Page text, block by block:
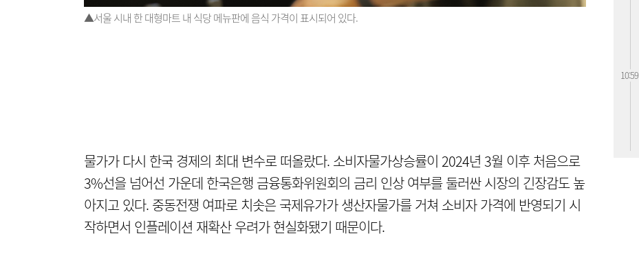
▲서울 시내 한 대형마트 내 식당 메뉴판에 음식 가격이 표시되어 있다.
물가가 다시 한국 경제의 최대 변수로 떠올랐다. 소비자물가상승률이 2024년 3월 이후 처음으로
3%선을 넘어선 가운데 한국은행 금융통화위원회의 금리 인상 여부를 둘러싼 시장의 긴장감도 높
아지고 있다. 중동전쟁 여파로 치솟은 국제유가가 생산자물가를 거쳐 소비자 가격에 반영되기 시
작하면서 인플레이션 재확산 우려가 현실화됐기 때문이다.
10:08